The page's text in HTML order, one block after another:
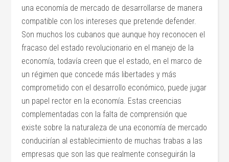
una economía de mercado de desarrollarse de manera
compatible con los intereses que pretende defender.
Son muchos los cubanos que aunque hoy reconocen el
fracaso del estado revolucionario en el manejo de la
economía, todavía creen que el estado, en el marco de
un régimen que concede más libertades y más
comprometido con el desarrollo económico, puede jugar
un papel rector en la economía. Estas creencias
complementadas con la falta de comprensión que
existe sobre la naturaleza de una economía de mercado
conducirían al establecimiento de muchas trabas a las
empresas que son las que realmente conseguirán la